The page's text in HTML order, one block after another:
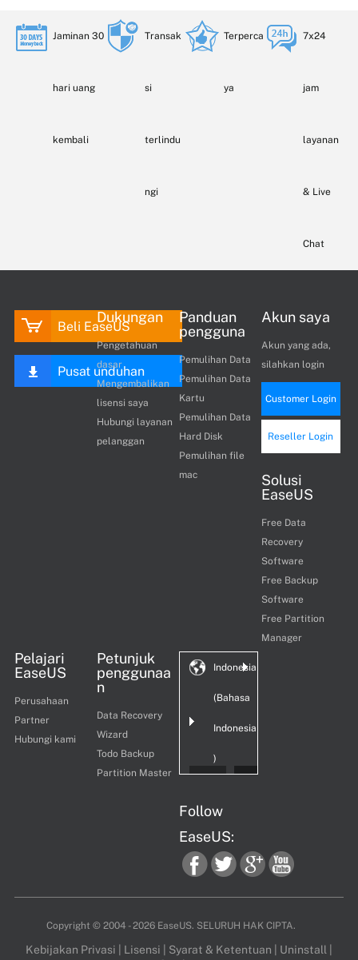
Jaminan 30
hari uang
kembali
Transak
si
terlindu
ngi
Terperca
ya
7x24
jam
layanan
& Live
Chat
Beli EaseUS
Pusat unduhan
Dukungan
Pengetahuan
dasar
Mengembalikan
lisensi saya
Hubungi layanan
pelanggan
Panduan
pengguna
Pemulihan Data
Pemulihan Data
Kartu
Pemulihan Data
Hard Disk
Pemulihan file
mac
Akun saya
Akun yang ada,
silahkan login
Customer Login
Reseller Login
Solusi
EaseUS
Free Data
Recovery
Software
Free Backup
Software
Free Partition
Manager
Pelajari
EaseUS
Perusahaan
Partner
Hubungi kami
Petunjuk
penggunaa
n
Data Recovery
Wizard
Todo Backup
Partition Master
Indonesia
(Bahasa
Indonesia
)
Follow
EaseUS:
fac twi goo you
Copyright © 2004 - 2026 EaseUS. SELURUH HAK CIPTA.
Kebijakan Privasi Lisensi Syarat & Ketentuan Uninstall